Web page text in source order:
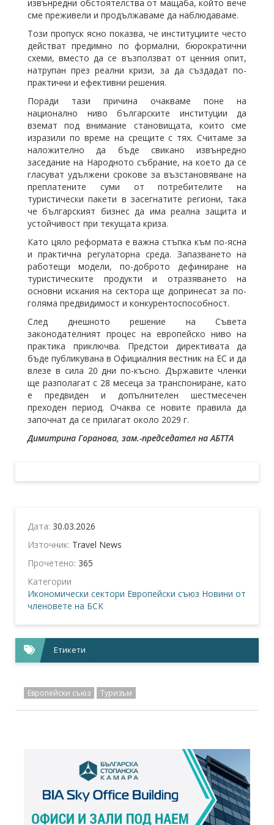
извънредни обстоятелства от мащаба, който вече
сме преживели и продължаваме да наблюдаваме.
Този пропуск ясно показва, че институциите често
действат предимно по формални, бюрократични
схеми, вместо да се възползват от ценния опит,
натрупан през реални кризи, за да създадат по-
практични и ефективни решения.
Поради тази причина очакваме поне на
национално ниво българските институции да
вземат под внимание становищата, които сме
изразили по време на срещите с тях. Считаме за
наложително да бъде свикано извънредно
заседание на Народното събрание, на което да се
гласуват удължени срокове за възстановяване на
преплатените суми от потребителите на
туристически пакети в засегнатите региони, така
че българският бизнес да има реална защита и
устойчивост при текущата криза.
Като цяло реформата е важна стъпка към по-ясна
и практична регулаторна среда. Запазването на
работещи модели, по-доброто дефиниране на
туристическите продукти и отразяването на
основни искания на сектора ще допринесат за по-
голяма предвидимост и конкурентоспособност.
След днешното решение на Съвета
законодателният процес на европейско ниво на
практика приключва. Предстои директивата да
бъде публикувана в Официалния вестник на ЕС и да
влезе в сила 20 дни по-късно. Държавите членки
ще разполагат с 28 месеца за транспониране, като
е предвиден и допълнителен шестмесечен
преходен период. Очаква се новите правила да
започнат да се прилагат около 2029 г.
Димитрина Горанова, зам.-председател на АБТТА
Дата: 30.03.2026
Източник: Travel News
Прочетено: 365
Категории
Икономически сектори Европейски съюз Новини от
членовете на БСК
Етикети
Европейски съюз Туризъм